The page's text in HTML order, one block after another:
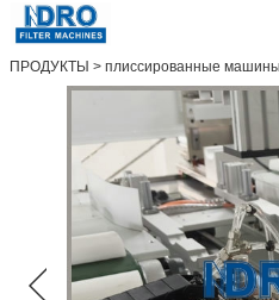
ПРОДУКТЫ > плиссированные
Написать обзор
Автоматическая
Сварочная
Картриджа
Фильтра